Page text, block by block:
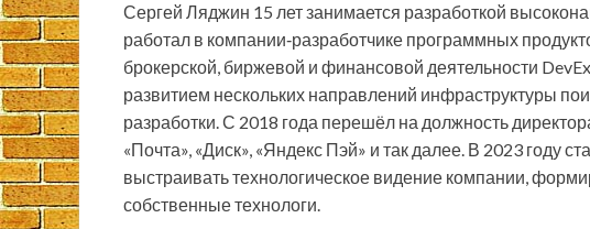
Сергей Ляджин 15 лет занимается разработкой
работал в компании‑разработчике программных
брокерской, биржевой и финансовой деятельности
развитием нескольких направлений инфраструктуры
разработки. С 2018 года перешёл на должность
«Почта», «Диск», «Яндекс Пэй» и так далее. В 2023 году
выстраивать технологическое видение компании,
собственные технологи.